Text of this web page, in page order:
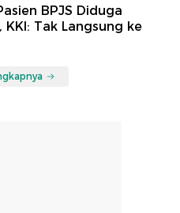
BPJS Diduga
Tak Langsung ke